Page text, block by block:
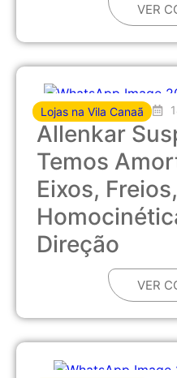
VER
Lojas na Vila Canaã
Allenkar
Temos
Eixos, Freios,
Direção
VER